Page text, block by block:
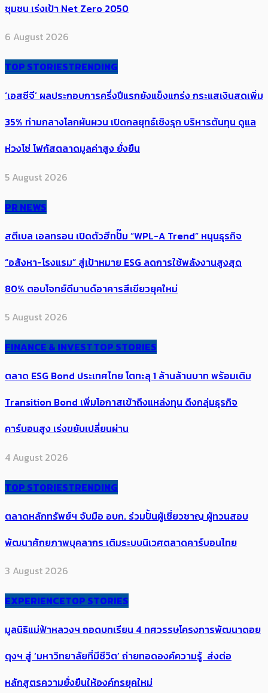
ชุมชน เร่งเป้า​ Net Zero 2050
6 August 2026
TOP STORIESTRENDING
‘เอสซีจี’ ผลประกอบการครึ่งปีแรกยังแข็งแกร่ง กระแสเงินสดเพิ่ม
35% ท่ามกลางโลกผันผวน เปิดกลยุทธ์เชิงรุก บริหารต้นทุน ดูแล
ห่วงโซ่ โฟกัสตลาดมูลค่าสูง ยั่งยืน
5 August 2026
PR NEWS
สตีเบล เอลทรอน เปิดตัวฮีทปั๊ม “WPL-A Trend” หนุนธุรกิจ
“อสังหา-โรงแรม” สู่เป้าหมาย ESG ลดการใช้พลังงานสูงสุด
80% ตอบโจทย์ดีมานด์อาคารสีเขียวยุคใหม่
5 August 2026
FINANCE & INVESTTOP STORIES
ตลาด ESG Bond ประเทศไทย โตทะลุ 1 ล้านล้านบาท พร้อมเติม
Transition Bond เพิ่มโอกาสเข้าถึงแหล่งทุน ดึงกลุ่มธุรกิจ
คาร์บอนสูง เร่งขยับเปลี่ยนผ่าน
4 August 2026
TOP STORIESTRENDING
ตลาดหลักทรัพย์ฯ จับมือ อบก. ร่วมปั้นผู้เชี่ยวชาญ ผู้ทวนสอบ
พัฒนาศักยภาพบุคลากร เติมระบบนิเวศตลาดคาร์บอนไทย
3 August 2026
EXPERIENCETOP STORIES
มูลนิธิแม่ฟ้าหลวงฯ ถอดบทเรียน 4 ทศวรรษโครงการพัฒนาดอย
ตุงฯ สู่ ‘มหาวิทยาลัยที่มีชีวิต’ ถ่ายทอดองค์ความรู้ ส่งต่อ
หลักสูตรความยั่งยืนให้องค์กรยุคใหม่